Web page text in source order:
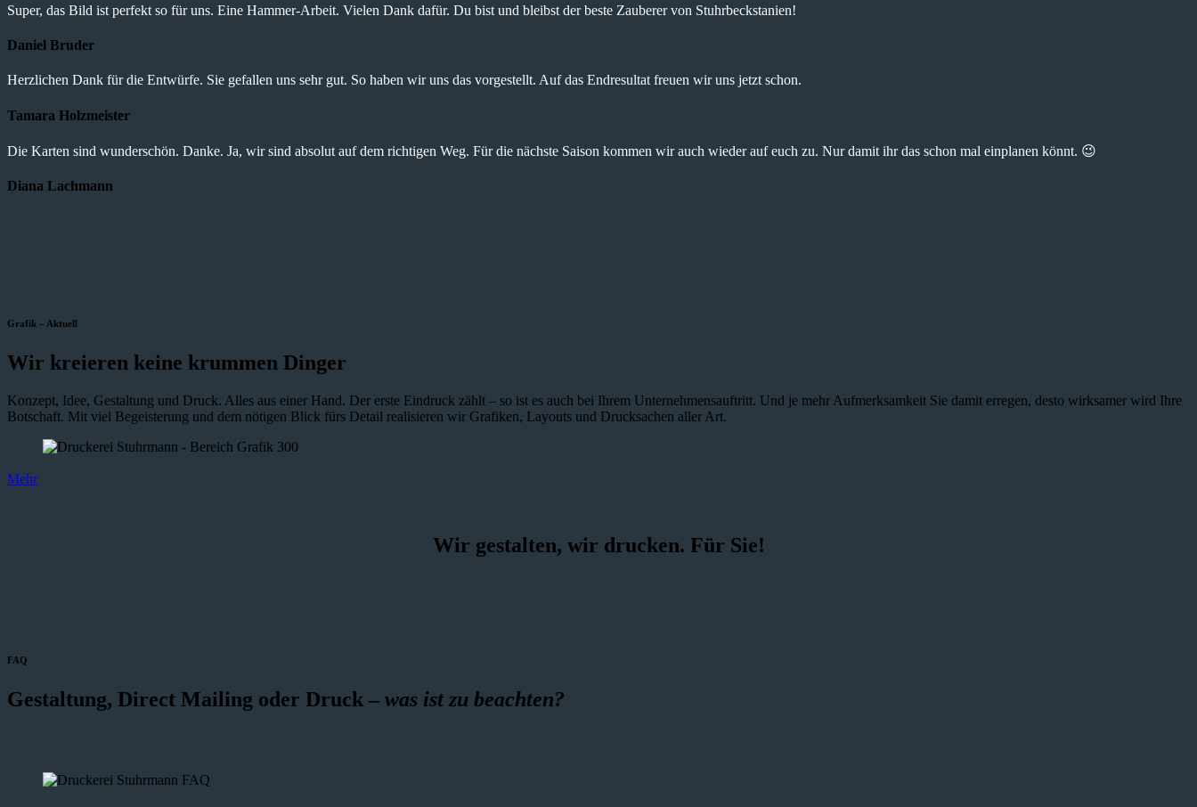
Super, das Bild ist perfekt so für uns. Eine Hammer-Arbeit. Vielen Dank dafür. Du bist und bleibst der beste Zauberer von Stuhrbeckstanien!
Daniel Bruder
Herzlichen Dank für die Entwürfe. Sie gefallen uns sehr gut. So haben wir uns das vorgestellt. Auf das Endresultat freuen wir uns jetzt schon.
Tamara Holzmeister
Die Karten sind wunderschön. Danke. Ja, wir sind absolut auf dem richtigen Weg. Für die nächste Saison kommen wir auch wieder auf euch zu. Nur damit ihr das schon mal einplanen könnt. 😉
Diana Lachmann
Grafik – Aktuell
Wir kreieren keine krummen Dinger
Konzept, Idee, Gestaltung und Druck. Alles aus einer Hand. Der erste Eindruck zählt – so ist es auch bei Ihrem Unternehmensauftritt. Und je mehr Aufmerksamkeit Sie damit erregen, desto wirksamer wird Ihre
Botschaft. Mit viel Begeisterung und dem nötigen Blick fürs Detail realisieren wir Grafiken, Layouts und Drucksachen aller Art.
Mehr
Wir gestalten, wir drucken. Für Sie!
FAQ
Gestaltung, Direct Mailing oder Druck – was ist zu beachten?